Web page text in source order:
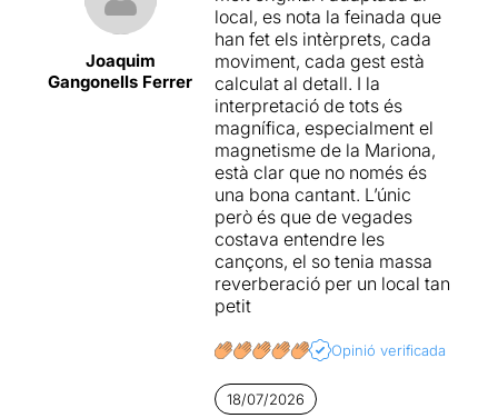
reguitzell de morts per a
obtenir no només una
validació i rellevància
mediàtica, si no també
guanyar-se un seguit
d’afectes que mai van ser
concedits en vida. I tot això,
primerament com a novel·la i
posteriorment com a film
(fins a arribar a aquest
musical de 1987 deDouglas
J. Cohen), concebut abans
que l’allargada ombra de
Charlie Mansontambé es
projectés dins de la cultura
pop que va fer que canviés
tot el paradigma del crim
mediàtic. Guanyar afectes a
través dels efectes per a
No són maneres de tractar
una donaexplora les
relacions mare-fill, el poder
de la premsa, la fama, les
relacions d'una parella
d'uns trenta anys, la vida
urbana i l'amistat.
Joaquim
Gangonells Ferrer
local, es nota la feinada que
han fet els intèrprets, cada
moviment, cada gest està
calculat al detall. I la
interpretació de tots és
magnífica, especialment el
magnetisme de la Mariona,
està clar que no només és
una bona cantant. L’únic
però és que de vegades
costava entendre les
cançons, el so tenia massa
reverberació per un local tan
petit
Opinió verificada
18/07/2026